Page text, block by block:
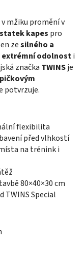
v mžiku promění v
kapes pro
zesilného a
extrémní odolnosti
značka TWINSje
potvrzuje.
flexibilita
před vlhkostí
na trénink i
80×40×30 cm
TWINS Special